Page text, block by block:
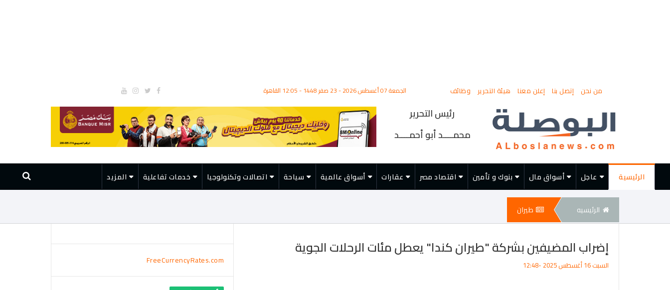
من نحن إتصل بنا إعلن معنا هيئة التحرير وظائف الجمعة 07 أغسطس 2026 - 23 صفر 1448 - 12:05 القاهرة
رئيس التحرير
محمــــد أبو أحمــــد
الرئيسية عاجل أسواق مال بنوك و تأمين اقتصاد مصر عقارات أسواق عالمية سياحة اتصالات وتكنولوجيا خدمات تفاعلية المزيد
الرئيسيه طيران
إضراب المضيفين بشركة "طيران كندا" يعطل مئات الرحلات الجوية
السبت 16 أغسطس 2025 -12:48 FreeCurrencyRates.com